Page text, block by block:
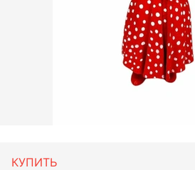
КУПИТЬ